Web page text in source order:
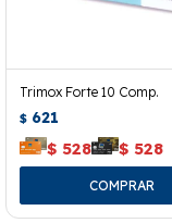
Trimox Forte 10 Comp.
$ 621
$ 528 $ 528